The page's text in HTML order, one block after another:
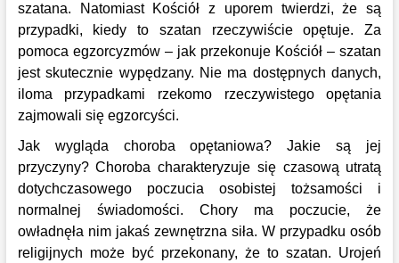
szatana. Natomiast Kościół z uporem twierdzi, że są
przypadki, kiedy to szatan rzeczywiście opętuje. Za
pomoca egzorcyzmów – jak przekonuje Kościół – szatan
jest skutecznie wypędzany. Nie ma dostępnych danych,
iloma przypadkami rzekomo rzeczywistego opętania
zajmowali się egzorcyści.
Jak wygląda choroba opętaniowa? Jakie są jej
przyczyny? Choroba charakteryzuje się czasową utratą
dotychczasowego poczucia osobistej tożsamości i
normalnej świadomości. Chory ma poczucie, że
owładnęła nim jakaś zewnętrzna siła. W przypadku osób
religijnych może być przekonany, że to szatan. Urojeń